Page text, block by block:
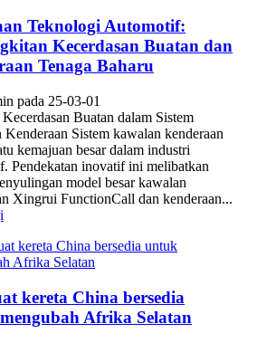
Teknologi Automotif:
Kecerdasan Buatan dan
Tenaga Baharu
pada 25-03-01
Buatan dalam Sistem
Sistem kawalan kenderaan
kemajuan besar dalam industri
Pendekatan inovatif ini melibatkan
model besar kawalan
Xingrui FunctionCall dan kenderaan...
kereta China bersedia
Afrika Selatan